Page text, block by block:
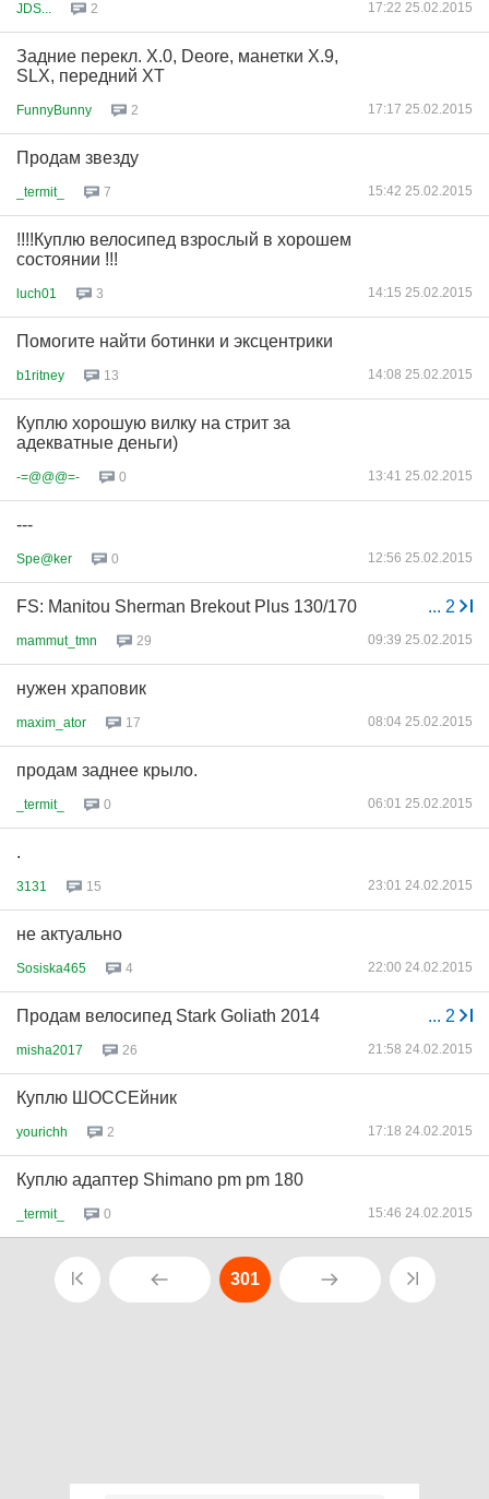
JDS... 2 17:22 25.02.2015
Задние перекл. X.0, Deore, манетки X.9,
SLX, передний XT
FunnyBunny 2 17:17 25.02.2015
Продам звезду
_termit_ 7 15:42 25.02.2015
!!!!Куплю велосипед взрослый в хорошем
состоянии !!!
luch01 3 14:15 25.02.2015
Помогите найти ботинки и эксцентрики
b1ritney 13 14:08 25.02.2015
Куплю хорошую вилку на стрит за
адекватные деньги)
-=@@@=- 0 13:41 25.02.2015
---
Spe@ker 0 12:56 25.02.2015
... 2
FS: Manitou Sherman Brekout Plus 130/170
mammut_tmn 29 09:39 25.02.2015
нужен храповик
maxim_ator 17 08:04 25.02.2015
продам заднее крыло.
_termit_ 0 06:01 25.02.2015
.
3131 15 23:01 24.02.2015
не актуально
Sosiska465 4 22:00 24.02.2015
... 2
Продам велосипед Stark Goliath 2014
misha2017 26 21:58 24.02.2015
Куплю ШОССЕйник
yourichh 2 17:18 24.02.2015
Куплю адаптер Shimano pm pm 180
_termit_ 0 15:46 24.02.2015
301